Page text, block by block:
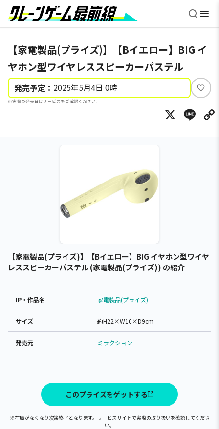
【家電製品(プライズ)】【Bイエロー】BIG イ
ヤホン型ワイヤレススピーカーパステル
発売予定： 2025年5月4日 0時
※実際の発売日はサービスをご確認ください。
い
ね
X
【家電製品(プライズ)】【Bイエロー】BIG イヤホン型ワイヤ
レススピーカーパステル (家電製品(プライズ)) の紹介
IP・作品名 家電製品(プライズ)
サイズ 約H22×W10×D9cm
発売元 ミラクション
このプライズをゲットする
※在庫がなくなり次第終了となります。サービスサイトで実際の取り扱いを確認してくださ
い。